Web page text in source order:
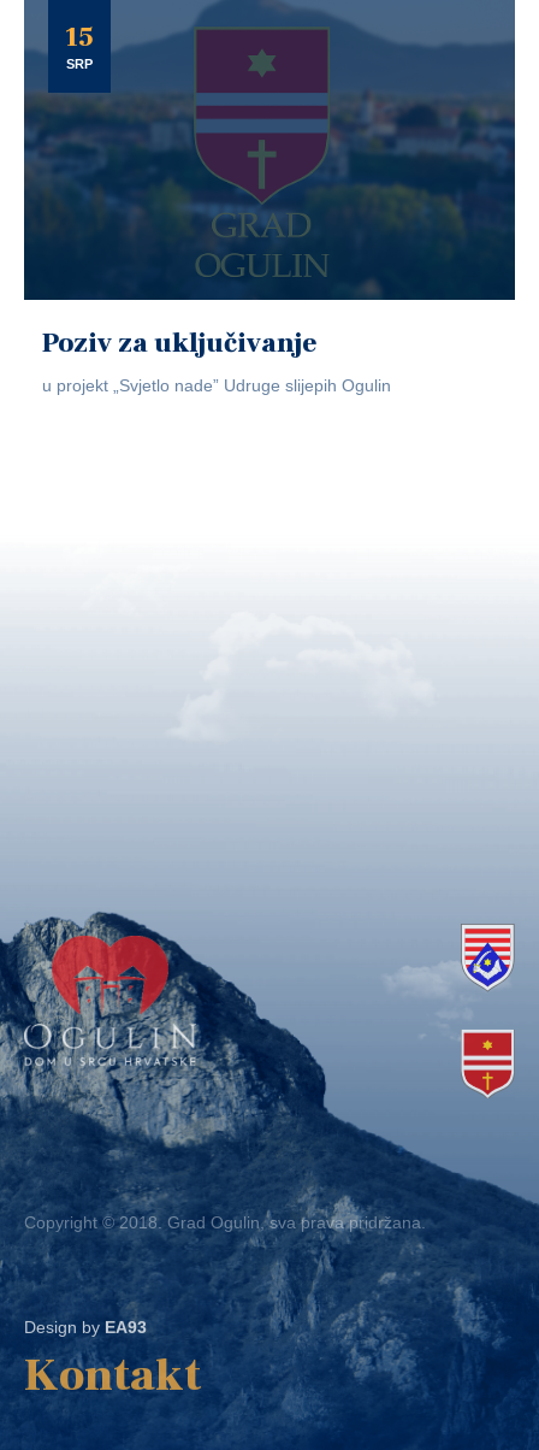
15
SRP
Poziv za uključivanje
u projekt „Svjetlo nade” Udruge slijepih Ogulin
Copyright © 2018. Grad Ogulin, sva prava pridržana.
Design byEA93
Kontakt
Ured: Ulica B.Frankopana 11, 47300 Ogulin